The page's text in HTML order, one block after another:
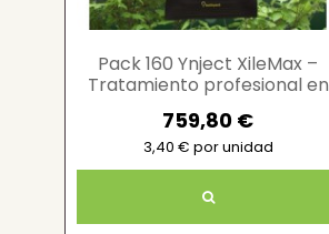
Pack 160 Ynject XileMax –
Tratamiento profesional en
árboles
759,80 €
3,40 € por unidad